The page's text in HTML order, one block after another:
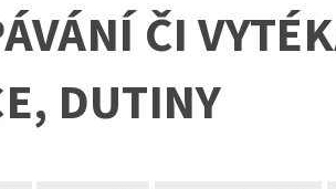
ČI
DUTINY